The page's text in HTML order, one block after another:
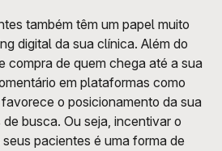
também têm um papel muito
digital da sua clínica. Além do
compra de quem chega até a sua
em plataformas como
o posicionamento da sua
busca. Ou seja, incentivar o
pacientes é uma forma de